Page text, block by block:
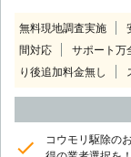
無料現地調査実施
間対応
サポート万
り後追加料金無し
コウモリ駆除の